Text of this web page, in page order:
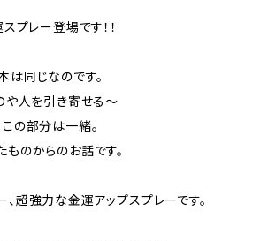
プレー登場です！！
同じなのです。
や人を引き寄せる～
の部分は一緒。
のからのお話です。
超強力な金運アップスプレーです。